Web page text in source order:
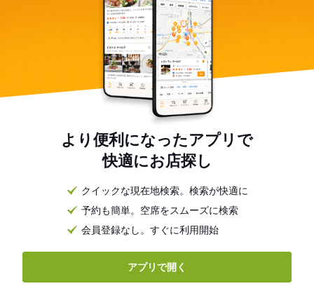
より便利になったアプリで
快適にお店探し
クイックな現在地検索。検索が快適に
予約も簡単。空席をスムーズに検索
会員登録なし。すぐに利用開始
アプリで開く